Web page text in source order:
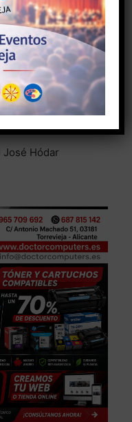
la Sal acogerá la
en la que
ciudad que tienen
carácter habitual.
Lafuente.
José Hódar